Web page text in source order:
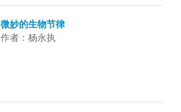
微妙的生物节律
作者：杨永执